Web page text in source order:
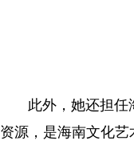
此外，她还担任海
资源，是海南文化艺